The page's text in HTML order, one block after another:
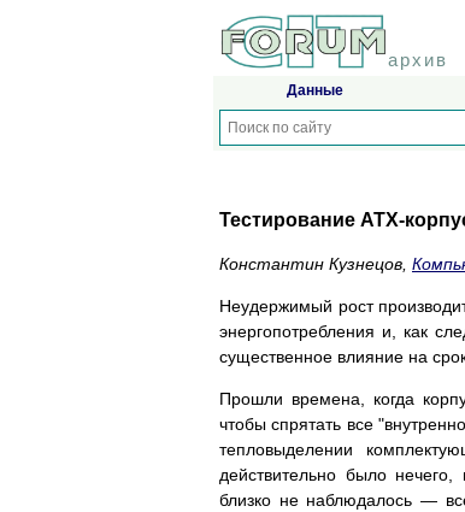
архив
Данные
Тестирование ATX-
Константин Кузнецов,
Неудержимый рост
энергопотребления и, как
существенное влияние на
Прошли времена, когда
чтобы спрятать все
тепловыделении
действительно было
близко не наблюдалось —